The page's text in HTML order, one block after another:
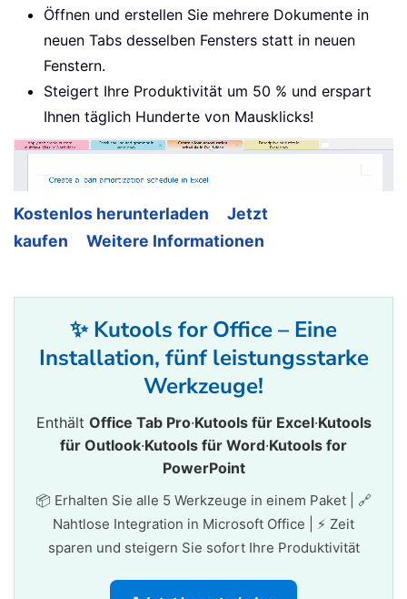
Öffnen und erstellen Sie mehrere Dokumente in
neuen Tabs desselben Fensters statt in neuen
Fenstern.
Steigert Ihre Produktivität um 50 % und erspart
Ihnen täglich Hunderte von Mausklicks!
Kostenlos herunterladen
Jetzt
kaufen
Weitere Informationen
✨ Kutools for Office – Eine
Installation, fünf leistungsstarke
Werkzeuge!
Enthält Office Tab Pro·Kutools für Excel·Kutools
für Outlook·Kutools für Word·Kutools for
PowerPoint
📦 Erhalten Sie alle 5 Werkzeuge in einem Paket | 🔗
Nahtlose Integration in Microsoft Office | ⚡ Zeit
sparen und steigern Sie sofort Ihre Produktivität